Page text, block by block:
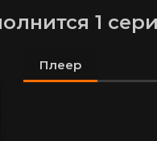
1
Плеер